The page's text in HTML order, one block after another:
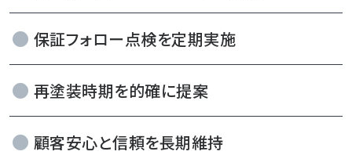
保証フォロー点検を定期実施
再塗装時期を的確に提案
顧客安心と信頼を長期維持